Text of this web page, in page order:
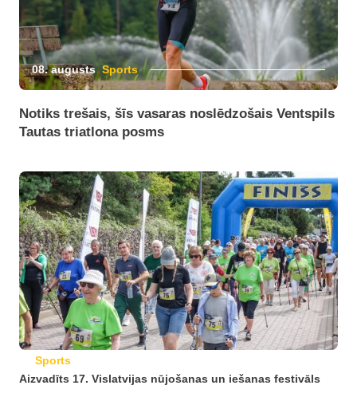
08. augusts Sports
Notiks trešais, šīs vasaras noslēdzošais Ventspils
Tautas triatlona posms
Sports
Aizvadīts 17. Vislatvijas nūjošanas un iešanas festivāls